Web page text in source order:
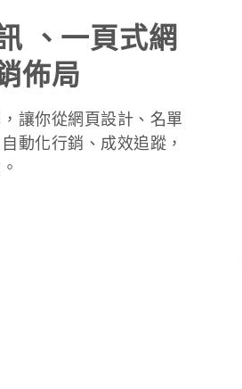
、一頁式網
佈局
讓你從網頁設計、名單
動化行銷、成效追蹤，